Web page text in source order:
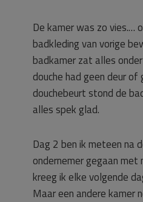
De kamer was zo vies.…
badkleding van vorige
badkamer zat alles
douche had geen deur of
douchebeurt stond de
alles spek glad.
Dag 2 ben ik meteen na
ondernemer gegaan met
kreeg ik elke volgende
Maar een andere kamer